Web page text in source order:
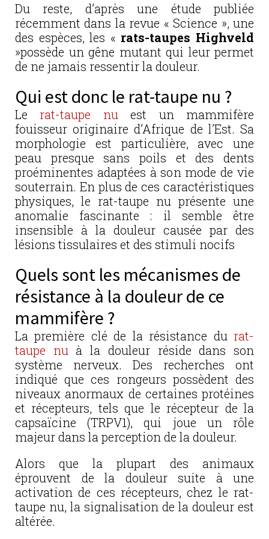
Du reste, d’après une étude publiée
récemment dans la revue « Science », une
des espèces, les « rats-taupes Highveld
»possède un gêne mutant qui leur permet
de ne jamais ressentir la douleur.
Qui est donc le rat-taupe nu ?
Le rat-taupe nuest un mammifère
fouisseur originaire d’Afrique de l’Est. Sa
morphologie est particulière, avec une
peau presque sans poils et des dents
proéminentes adaptées à son mode de vie
souterrain. En plus de ces caractéristiques
physiques, le rat-taupe nu présente une
anomalie fascinante : il semble être
insensible à la douleur causée par des
lésions tissulaires et des stimuli nocifs
Quels sont les mécanismes de
résistance à la douleur de ce
mammifère ?
La première clé de la résistance du rat-
taupe nuà la douleur réside dans son
système nerveux. Des recherches ont
indiqué que ces rongeurs possèdent des
niveaux anormaux de certaines protéines
et récepteurs, tels que le récepteur de la
capsaïcine (TRPV1), qui joue un rôle
majeur dans la perception de la douleur.
Alors que la plupart des animaux
éprouvent de la douleur suite à une
activation de ces récepteurs, chez le rat-
taupe nu, la signalisation de la douleur est
altérée.